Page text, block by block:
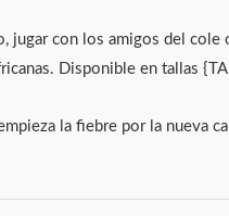
jugar con los amigos del
Disponible en tallas
la fiebre por la